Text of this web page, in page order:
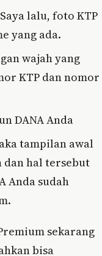
lalu, foto KTP
yang ada.
wajah yang
KTP dan nomor
DANA Anda
tampilan awal
dan hal tersebut
Anda sudah
sekarang
bisa